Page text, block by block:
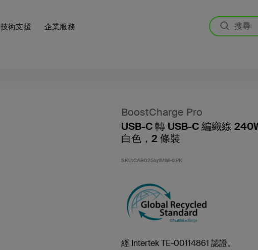
技術支援 企業服務
BoostCharge Pro
USB-C 轉 USB-C 編織線
白色，2 條裝
SKU:CAB025fq1MWH2PK
經 Intertek TE-00114861 認證。